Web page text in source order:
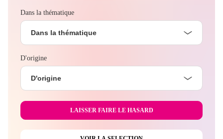
Dans la thématique
Dans la thématique
D'origine
D'origine